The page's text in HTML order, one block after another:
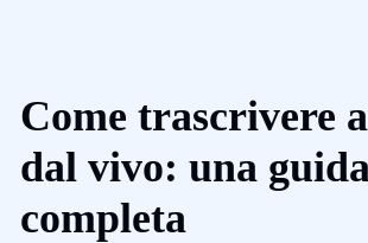
Come trascrivere
dal vivo: una
completa